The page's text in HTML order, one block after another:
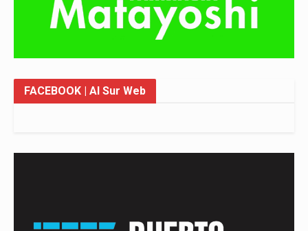
FACEBOOK | Al Sur Web